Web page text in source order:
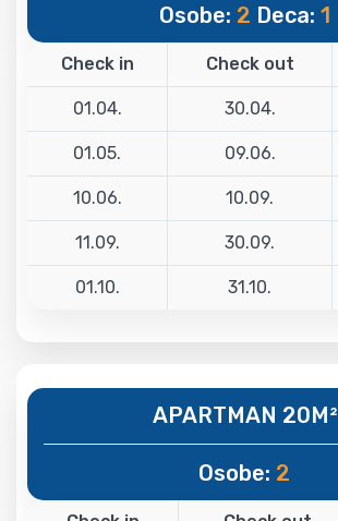
Osobe: 2 Deca: 1
Check in Check out
01.04. 30.04.
01.05. 09.06.
10.06. 10.09.
11.09. 30.09.
01.10. 31.10.
APARTMAN 20M²
Osobe: 2